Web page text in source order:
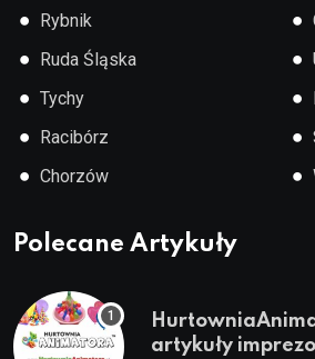
● Rybnik
● Ruda Śląska
● Tychy
● Racibórz
● Chorzów
●
●
●
●
●
Polecane Artykuły
artykuły